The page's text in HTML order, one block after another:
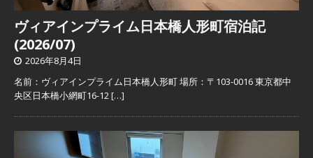
ヴィアインプライム日本橋人形町宿泊記
(2026/07)
2026年8月4日
名前：ヴィアインプライム日本橋人形町 場所：〒103-0016 東京都中
央区日本橋小網町16-12[…]